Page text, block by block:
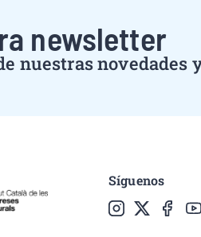
newsletter
nuestras novedades
Síguenos